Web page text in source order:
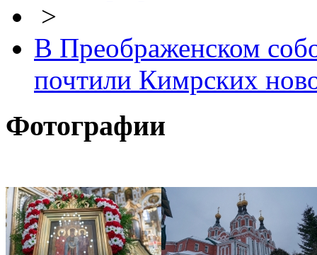
>
В Преображенском
почтили Кимрских
Фотографии